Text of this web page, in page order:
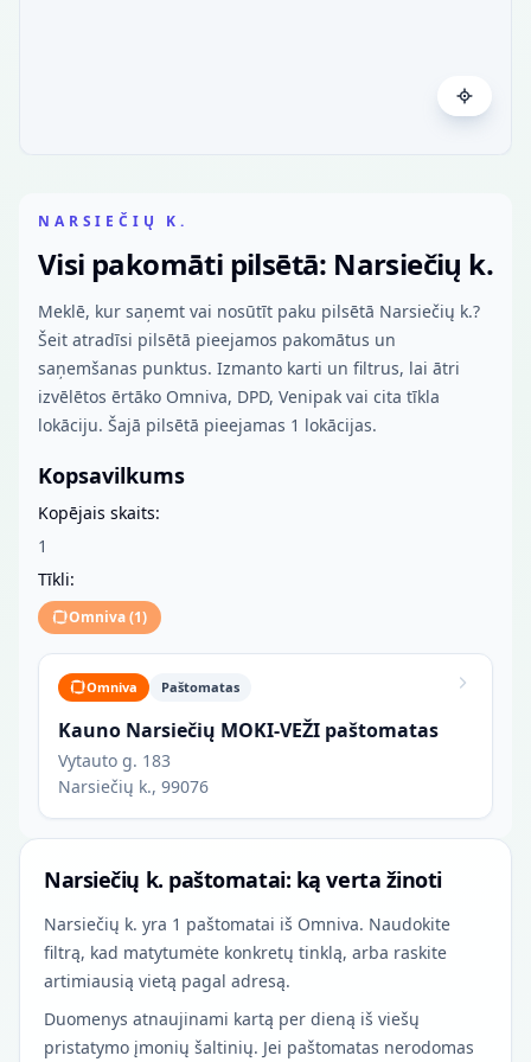
NARSIEČIŲ K.
Visi pakomāti pilsētā: Narsiečių k.
Meklē, kur saņemt vai nosūtīt paku pilsētā Narsiečių k.?
Šeit atradīsi pilsētā pieejamos pakomātus un
saņemšanas punktus. Izmanto karti un filtrus, lai ātri
izvēlētos ērtāko Omniva, DPD, Venipak vai cita tīkla
lokāciju. Šajā pilsētā pieejamas 1 lokācijas.
Kopsavilkums
Kopējais skaits:
1
Tīkli:
Omniva(1)
Omniva Paštomatas
Kauno Narsiečių MOKI-VEŽI paštomatas
Vytauto g. 183
Narsiečių k., 99076
Narsiečių k. paštomatai: ką verta žinoti
Narsiečių k. yra 1 paštomatai iš Omniva. Naudokite
filtrą, kad matytumėte konkretų tinklą, arba raskite
artimiausią vietą pagal adresą.
Duomenys atnaujinami kartą per dieną iš viešų
pristatymo įmonių šaltinių. Jei paštomatas nerodomas